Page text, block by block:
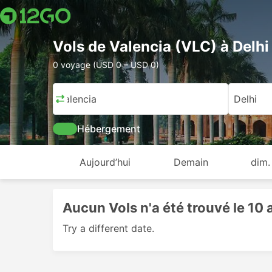
Vols de Valencia (VLC) à Delhi
0 voyage (USD 0 – USD 0)
Valencia Delhi
Hébergement
Aujourd’hui Demain
Aucun Vols n'a été trouvé le 10
Try a different date.